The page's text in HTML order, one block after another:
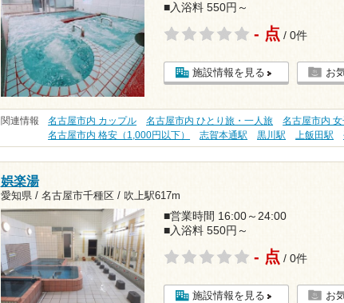
■入浴料 550円～
- 点 / 0件
施設情報を見る お
関連情報 名古屋市内 カップル 名古屋市内 ひとり旅・一人旅
名古屋市内
名古屋市内 格安（1,000円以下）
志賀本通駅 黒川駅 上飯田駅
娯楽湯
愛知県 / 名古屋市千種区 / 吹上駅617m
■営業時間 16:00～24:00
■入浴料 550円～
- 点 / 0件
施設情報を見る お